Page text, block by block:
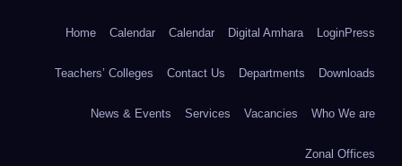
Home Calendar Calendar Digital Amhara LoginPress
Teachers’ Colleges Contact Us Departments Downloads
News & Events Services Vacancies Who We are
Zonal Offices